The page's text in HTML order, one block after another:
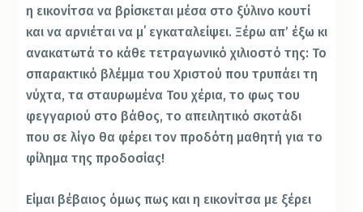
η εικονίτσα να βρίσκεται μέσα στο ξύλινο κουτί
και να αρνιέται να μ΄ εγκαταλείψει. Ξέρω απ’ έξω κι
ανακατωτά το κάθε τετραγωνικό χιλιοστό της: Το
σπαρακτικό βλέμμα του Χριστού που τρυπάει τη
νύχτα, τα σταυρωμένα Του χέρια, το φως του
φεγγαριού στο βάθος, το απειλητικό σκοτάδι
που σε λίγο θα φέρει τον προδότη μαθητή για το
φίλημα της προδοσίας!
Είμαι βέβαιος όμως πως και η εικονίτσα με ξέρει